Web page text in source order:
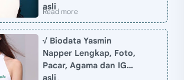
asli
√ Biodata Yasmin
Napper Lengkap, Foto,
Pacar, Agama dan IG
asli